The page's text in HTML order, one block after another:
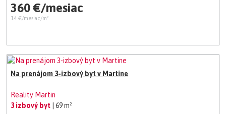
360 €/mesiac
14 €/mesiac/m²
Na prenájom 3-izbový byt v Martine
Reality Martin
3 izbový byt
| 69 m²